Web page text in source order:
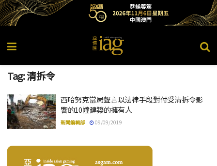
Tag:清拆令
西哈努克當局聲言以法律手段對付受清拆令影
響的10幢建築的擁有人
新聞編輯部 09/09/2019